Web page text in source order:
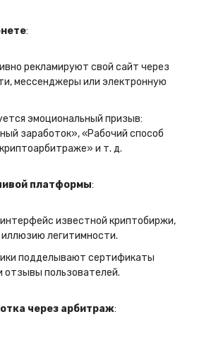
:
рекламируют свой сайт через
мессенджеры или электронную
эмоциональный призыв:
заработок», «Рабочий способ
и т. д.
платформы:
известной криптобиржи,
легитимности.
подделывают сертификаты
отзывы пользователей.
через арбитраж: